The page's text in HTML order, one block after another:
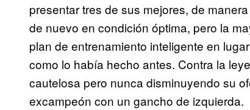
presentar tres de sus mejores, de
de nuevo en condición óptima, pero la
plan de entrenamiento inteligente en
como lo había hecho antes. Contra la
cautelosa pero nunca disminuyendo su
excampeón con un gancho de izquierda.